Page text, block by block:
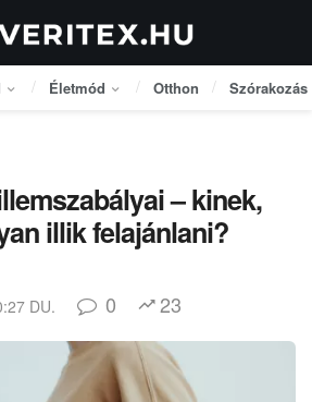
Életmód Otthon Szórakozás
– kinek,
illik felajánlani?
DU. 0 23